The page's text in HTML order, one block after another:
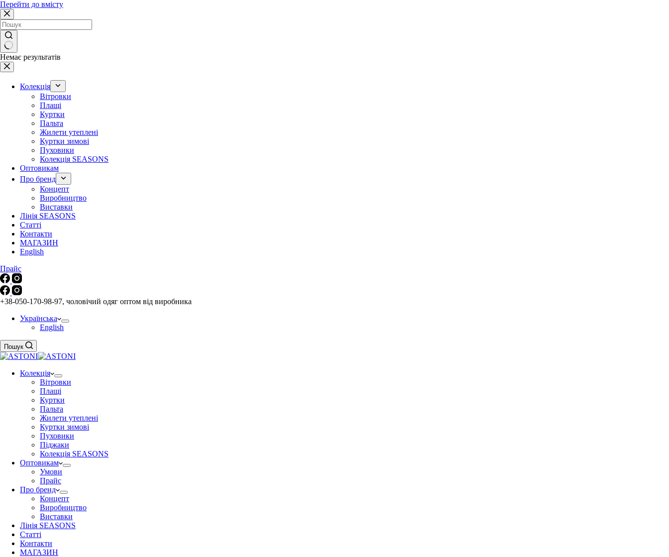
Перейти до вмісту
Немає результатів
Колекція
Вітровки
Плащі
Куртки
Пальта
Жилети утеплені
Куртки зимові
Пуховики
Колекція SEASONS
Оптовикам
Про бренд
Концепт
Виробництво
Виставки
Лінія SEASONS
Статті
Контакти
МАГАЗИН
English
Прайс
+38-050-170-98-97, чоловічий одяг оптом від виробника
Українська
English
Пошук
Колекція
Вітровки
Плащі
Куртки
Пальта
Жилети утеплені
Куртки зимові
Пуховики
Піджаки
Колекція SEASONS
Оптовикам
Умови
Прайс
Про бренд
Концепт
Виробництво
Виставки
Лінія SEASONS
Статті
Контакти
МАГАЗИН